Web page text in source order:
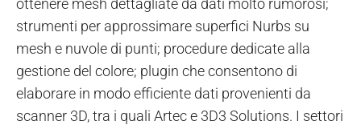
ottenere mesh dettagliate da dati molto rumorosi;
strumenti per approssimare superfici Nurbs su
mesh e nuvole di punti; procedure dedicate alla
gestione del colore; plugin che consentono di
elaborare in modo efficiente dati provenienti da
scanner 3D, tra i quali Artec e 3D3 Solutions. I settori